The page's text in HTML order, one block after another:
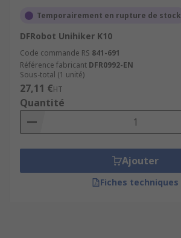
Temporairement en rupture de stock
DFRobot Unihiker K10
Code commande RS 841-691
Référence fabricant DFR0992-EN
Sous-total (1 unité)
27,11 €HT
Quantité
Ajouter
Fiches techniques